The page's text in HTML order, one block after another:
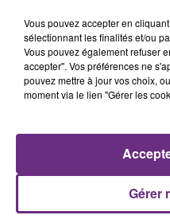
7h54
7h54
La Recette
Vous pouvez accepter en
sélectionnant les finalités et/ou
Vous pouvez également refuser
accepter". Vos préférences ne
pouvez mettre à jour vos choix,
moment via le lien "Gérer les
Gérer